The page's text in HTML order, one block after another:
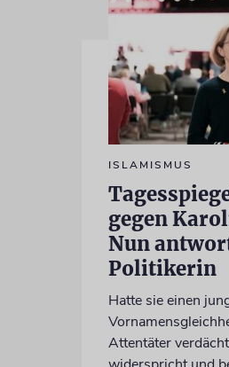
ISLAMISMUS
gegen
Nun
Politikerin
Hatte sie einen
Attentäter